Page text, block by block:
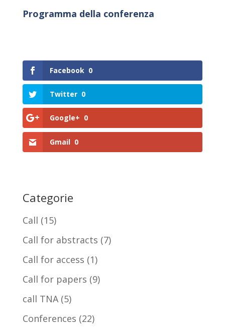
Programma della conferenza
Facebook 0
Twitter 0
Google+ 0
Gmail 0
Categorie
Call (15)
Call for abstracts (7)
Call for access (1)
Call for papers (9)
call TNA(5)
Conferences (22)